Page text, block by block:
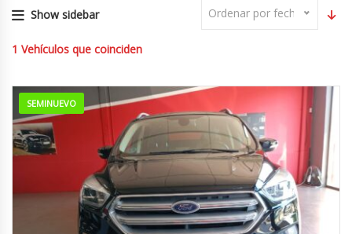
Show sidebar Ordenar por fecha
1 Vehículos que coinciden
SEMINUEVO